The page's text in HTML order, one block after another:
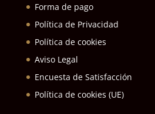
Forma de pago
Política de Privacidad
Política de cookies
Aviso Legal
Encuesta de Satisfacción
Política de cookies (UE)